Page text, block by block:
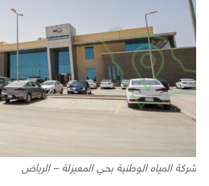
شركة المياه الوطنية بحي المعيزلة – الرياض